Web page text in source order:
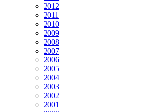
2012
2011
2010
2009
2008
2007
2006
2005
2004
2003
2002
2001